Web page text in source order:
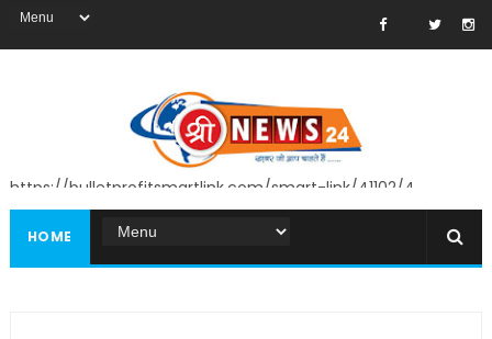
https://bulletprofitsmartlink.com/smart-link/41102/4
HOME